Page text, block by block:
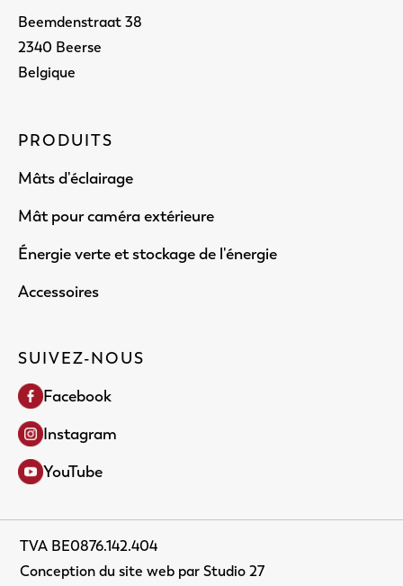
Beemdenstraat 38
2340 Beerse
Belgique
PRODUITS
Mâts d'éclairage
Mât pour caméra extérieure
Énergie verte et stockage de l'énergie
Accessoires
SUIVEZ-NOUS
Facebook
Instagram
YouTube
TVA BE0876.142.404
Conception du site web par Studio 27